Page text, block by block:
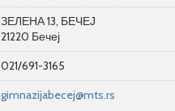
ЗЕЛЕНА 13, БЕЧЕЈ
21220 Бечеј
021/691-3165
gimnazijabecej@mts.rs